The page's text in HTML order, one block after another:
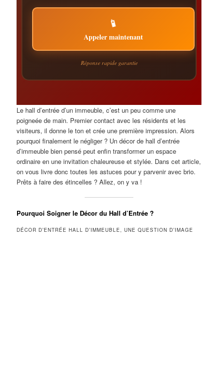
📱
Appeler maintenant
Réponse rapide garantie
Le hall d’entrée d’un immeuble, c’est un peu comme une
poigneée de main. Premier contact avec les résidents et les
visiteurs, il donne le ton et crée une première impression. Alors
pourquoi finalement le négliger ? Un décor de hall d’entrée
d’immeuble bien pensé peut enfin transformer un espace
ordinaire en une invitation chaleureuse et stylée. Dans cet article,
on vous livre donc toutes les astuces pour y parvenir avec brio.
Prêts à faire des étincelles ? Allez, on y va !
Pourquoi Soigner le Décor du Hall d’Entrée ?
DÉCOR D’ENTRÉE HALL D’IMMEUBLE, UNE QUESTION D’IMAGE